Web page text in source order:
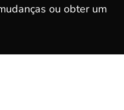
ou obter um